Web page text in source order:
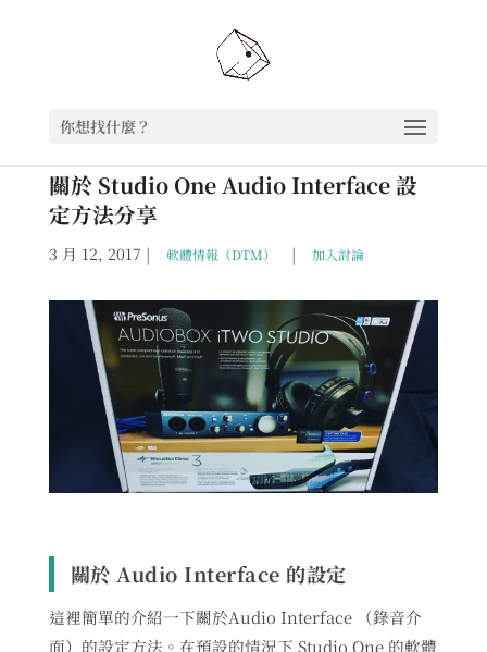
你想找什麼？
關於 Studio One Audio Interface 設
定方法分享
3 月 12, 2017 | 軟體情報（DTM） | 加入討論
關於 Audio Interface 的設定
這裡簡單的介紹一下關於Audio Interface （錄音介
面）的設定方法。在預設的情況下 Studio One 的軟體